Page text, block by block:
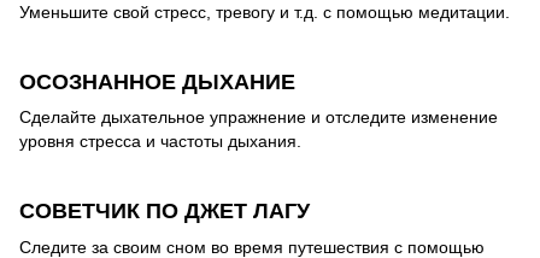
Уменьшите свой стресс, тревогу и т.д. с помощью медитации.
ОСОЗНАННОЕ ДЫХАНИЕ
Сделайте дыхательное упражнение и отследите изменение
уровня стресса и частоты дыхания.
СОВЕТЧИК ПО ДЖЕТ ЛАГУ
Следите за своим сном во время путешествия с помощью